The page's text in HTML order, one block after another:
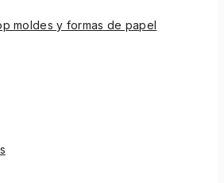
moldes y formas de papel